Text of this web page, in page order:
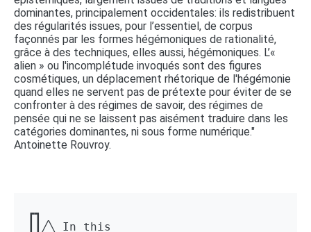
dominantes, principalement occidentales: ils redistribuent
des régularités issues, pour l’essentiel, de corpus
façonnés par les formes hégémoniques de rationalité,
grâce à des techniques, elles aussi, hégémoniques. L’«
alien » ou l'incomplétude invoqués sont des figures
cosmétiques, un déplacement rhétorique de l'hégémonie
quand elles ne servent pas de prétexte pour éviter de se
confronter à des régimes de savoir, des régimes de
pensée qui ne se laissent pas aisément traduire dans les
catégories dominantes, ni sous forme numérique."
Antoinette Rouvroy.
┏┓
┃┃╱╲ In this